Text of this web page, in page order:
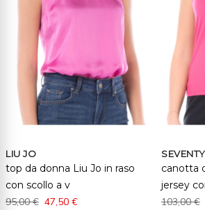
LIU JO
top da donna Liu Jo in raso
con scollo a v
95,00 € 47,50 €
SEVENTY
canotta
jersey
103,00 €